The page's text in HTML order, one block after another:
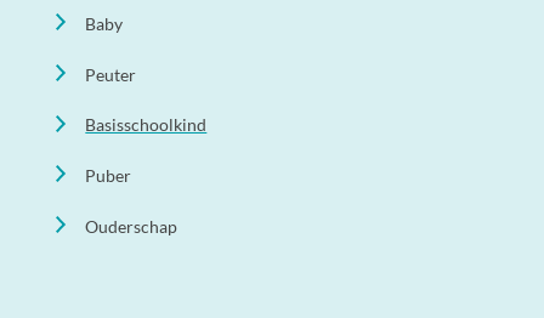
Baby
Peuter
Basisschoolkind
Puber
Ouderschap